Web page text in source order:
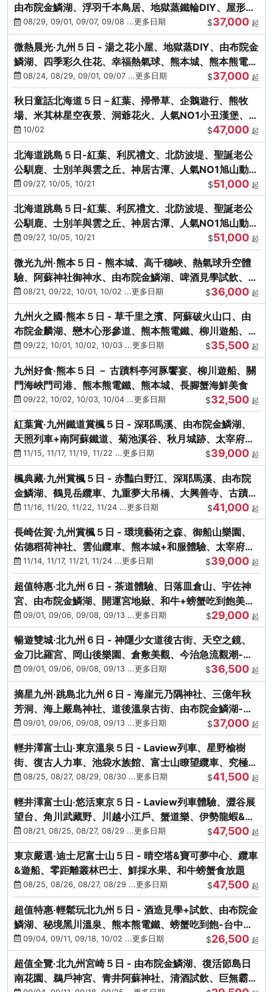
由布院金鱗湖、浮羽千本鳥居、地獄蒸鐵輪DIY、屋形船
晚宴、鸕鶿捕魚
08/29, 09/01, 09/07, 09/08 ...更多日期 $37,000 起
微熱晨光‧九州５日 - 湯之花小屋、地獄蒸DIY、由布院金
鱗湖、四季彩久住花、幸福熱氣球、熊本城、熊本熊電
鐵、螃蟹吃到飽
08/24, 08/29, 09/01, 09/07 ...更多日期 $37,000 起
秋日童話北海道５日－紅葉、掃帚草、企鵝遊行、熊牧
場、米其林星空夜景、洞爺花火、人氣NO1小丑漢堡、螃
蟹放題(千/函)
10/02 $47,000 起
北海道跳島５日-紅葉、利尻禮文、北防波堤、聖誕老公
公馴鹿、士別羊與雲之丘、神居古潭、人氣NO1旭山動物
園、海膽涮涮鍋
09/27, 10/05, 10/21 $51,000 起
北海道跳島５日-紅葉、利尻禮文、北防波堤、聖誕老公
公馴鹿、士別羊與雲之丘、神居古潭、人氣NO1旭山動物
園、海膽涮涮鍋
09/27, 10/05, 10/21 $51,000 起
微光九州‧熊本５日 - 熊本城、高千穗峽、熱氣球升空體
驗、阿蘇神社御神水、由布院金鱗湖、啤酒見學試飲、豪
華海鮮盛宴
08/21, 09/22, 10/01, 10/02 ...更多日期 $36,000 起
九州火之國‧熊本５日 - 草千里之濱、阿蘇破火山口、由
布院金麟湖、戀木心形參道、熊本熊電鐵、柳川遊船、地
獄蒸DIY
09/22, 10/01, 10/02, 10/03 ...更多日期 $35,500 起
九州好食‧熊本５日 － 古蹟料亭河豚饗宴、柳川遊船、關
門海峽門司港、熊本熊電鐵、熊本城、長腳蟹海鮮美食
09/22, 10/02, 10/03, 10/04 ...更多日期 $32,500 起
紅葉賞‧九州鐵道賞楓５日 - 深耶馬溪、由布院金鱗湖、
天照列車+南阿蘇鐵道、菊池溪谷、秋月城跡、太宰府天
滿宮、竈門神社
11/15, 11/17, 11/19, 11/22 ...更多日期 $39,000 起
楓典藏‧九州賞楓５日 - 赤豔白野江、深耶馬溪、由布院
金鱗湖、鶴見岳纜車、九重夢大吊橋、大興善寺、古蹟河
豚+和牛饗宴
11/16, 11/20, 11/22, 11/24 ...更多日期 $41,000 起
長崎佐賀‧九州賞楓５日 - 環境藝術之森、御船山樂園、
佑德稻荷神社、雲仙纜車、熊本城+和服體驗、太宰府天
滿宮、光明禪寺
11/14, 11/17, 11/21, 11/24 ...更多日期 $39,000 起
超值特惠‧北九州６日 - 茶道體驗、日落皿倉山、宇佐神
宮、由布院金鱗湖、開運宮地嶽、和牛+螃蟹吃到飽美
饌-台中出發
09/01, 09/06, 09/08, 09/13 ...更多日期 $29,000 起
暢遊雙城‧北九州６日 - 神隱少女道後古街、天空之鏡、
金刀比羅宮、岡山後樂園、倉敷美觀、今治急流觀潮-台
中出發
09/01, 09/06, 09/08, 09/13 ...更多日期 $36,500 起
摘星九州‧跳島北九州６日 - 海崖元乃隅神社、三億年秋
芳洞、海上嚴島神社、道後溫泉古街、由布院金鱗湖-台
中出發
09/01, 09/06, 09/08, 09/13 ...更多日期 $37,000 起
輕井澤富士山‧東京溫泉５日 - Laview列車、星野榆樹
街、復古人力車、池袋水族館、富士山瞭望纜車、究極海
鮮食放題
08/25, 08/27, 08/29, 08/30 ...更多日期 $41,500 起
輕井澤富士山‧悠活東京５日 - Laview列車體驗、澀谷展
望台、角川武藏野、川越小江戶、蟹道樂、伊勢龍蝦&海
膽生魚片
08/21, 08/25, 08/27, 08/29 ...更多日期 $47,500 起
東京嚴選‧迪士尼富士山５日 - 晴空塔&寶可夢中心、纜車
&遊船、零距離叢林巴士、鮮採水果、和牛螃蟹食放題
08/25, 08/26, 08/27, 08/29 ...更多日期 $47,500 起
超值特惠‧輕鬆玩北九州５日 - 酒造見學+試飲、由布院金
鱗湖、秘境黑川溫泉、熊本熊電鐵、螃蟹吃到飽-台中出
發09/04, 09/11, 09/18, 10/02 ...更多日期 $26,500 起
超值全覽‧北九州宮崎５日 - 由布院金鱗湖、復活節島日
南花園、鵜戶神宮、青井阿蘇神社、清酒試飲、巨無霸熊